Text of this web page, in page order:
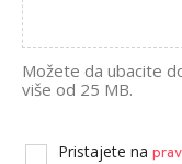
Možete da ubacite
više od 25 MB.
Pristajete na